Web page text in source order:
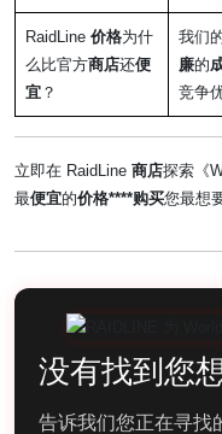
RaidLine 价格为什
么比官方商店还便
宜 ？
我们
廉的
竞争
立即在 RaidLine 商店探索《
最便宜的价格****购买您最想
没有找到您
告诉我们您正在寻找